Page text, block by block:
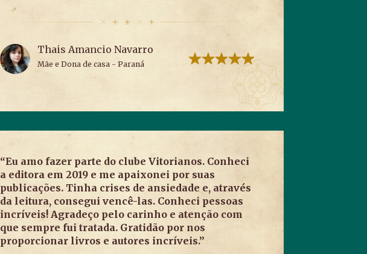
Thais Amancio Navarro
Mãe e Dona de casa - Paraná
“Eu amo fazer parte do clube Vitorianos. Conheci
a editora em 2019 e me apaixonei por suas
publicações. Tinha crises de ansiedade e, através
da leitura, consegui vencê-las. Conheci pessoas
incríveis! Agradeço pelo carinho e atenção com
que sempre fui tratada. Gratidão por nos
proporcionar livros e autores incríveis.”